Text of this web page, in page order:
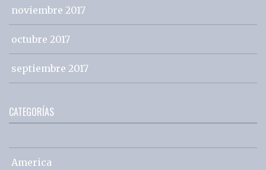
noviembre 2017
octubre 2017
septiembre 2017
CATEGORÍAS
America